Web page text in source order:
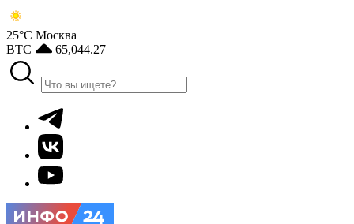
25°С Москва
BTC
65,044.27